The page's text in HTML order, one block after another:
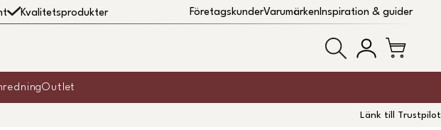
Kvalitetsprodukter FöretagskunderVarumärkenInspiration & guider
Outlet
Länk till Trustpilot